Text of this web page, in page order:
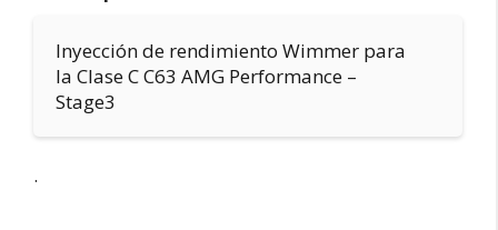
Inyección de rendimiento Wimmer para
la Clase C C63 AMG Performance –
Stage3
.